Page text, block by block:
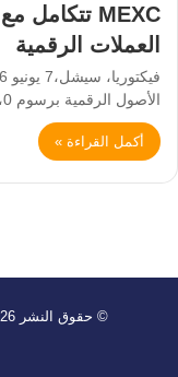
العملات الرقمية
الأصول الرقمية برسوم 0، عن تكاملها مع TradingView، منصة…
أكمل القراءة »
© حقوق النشر 2026، جميع الحقوق محفوظة | أفق الكريبتو